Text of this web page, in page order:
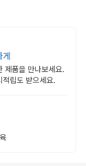
제품을 만나보세요.
립도 받으세요.